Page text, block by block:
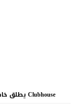
Clubhouse يطلق خاصية جديدة لتحويل الأموال بين المستخدمين